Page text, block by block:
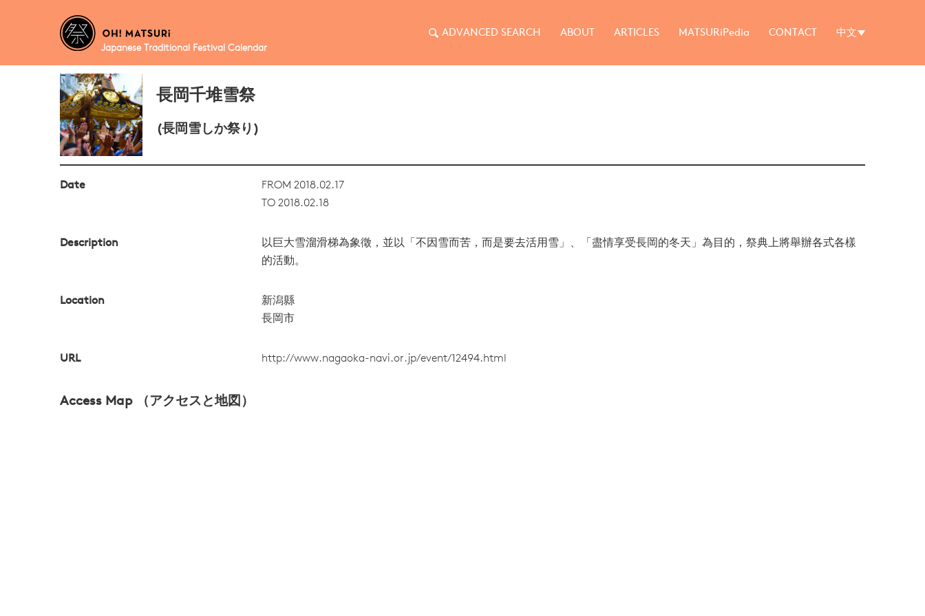
Japanese Traditional Festival Calendar
ADVANCED SEARCH ABOUT ARTICLES MATSURiPedia CONTACT 中文
長岡千堆雪祭
(長岡雪しか祭り)
Date
FROM 2018.02.17
TO 2018.02.18
Description
以巨大雪溜滑梯為象徵，並以「不因雪而苦，而是要去活用雪」、「盡情享受長岡的冬天」為目的，祭典上將舉辦各式各樣
的活動。
Location
新潟縣
長岡市
URL http://www.nagaoka-navi.or.jp/event/12494.html
Access Map （アクセスと地図）